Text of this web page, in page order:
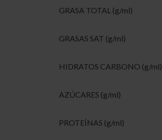
GRASA TOTAL (g/ml)
GRASAS SAT (g/ml)
HIDRATOS CARBONO (g/ml)
AZÚCARES (g/ml)
PROTEÍNAS (g/ml)